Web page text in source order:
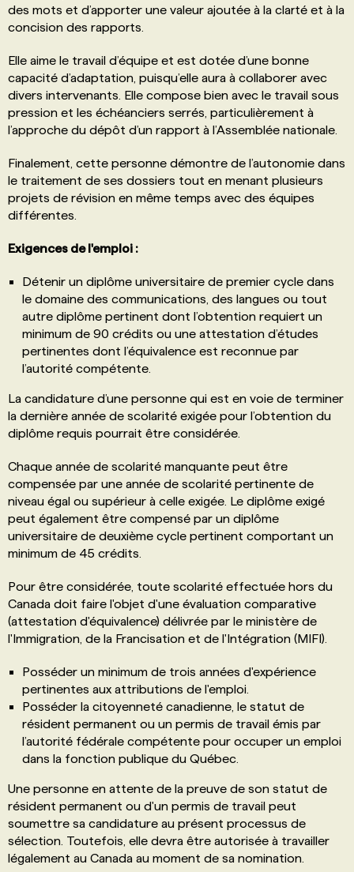
des mots et d’apporter une valeur ajoutée à la clarté et à la
concision des rapports.
Elle aime le travail d’équipe et est dotée d’une bonne
capacité d’adaptation, puisqu’elle aura à collaborer avec
divers intervenants. Elle compose bien avec le travail sous
pression et les échéanciers serrés, particulièrement à
l’approche du dépôt d’un rapport à l’Assemblée nationale.
Finalement, cette personne démontre de l’autonomie dans
le traitement de ses dossiers tout en menant plusieurs
projets de révision en même temps avec des équipes
différentes.
Exigences de l'emploi :
Détenir un diplôme universitaire de premier cycle dans
le domaine des communications, des langues ou tout
autre diplôme pertinent dont l’obtention requiert un
minimum de 90 crédits ou une attestation d’études
pertinentes dont l’équivalence est reconnue par
l’autorité compétente.
La candidature d’une personne qui est en voie de terminer
la dernière année de scolarité exigée pour l’obtention du
diplôme requis pourrait être considérée.
Chaque année de scolarité manquante peut être
compensée par une année de scolarité pertinente de
niveau égal ou supérieur à celle exigée. Le diplôme exigé
peut également être compensé par un diplôme
universitaire de deuxième cycle pertinent comportant un
minimum de 45 crédits.
Pour être considérée, toute scolarité effectuée hors du
Canada doit faire l'objet d'une évaluation comparative
(attestation d'équivalence) délivrée par le ministère de
l'Immigration, de la Francisation et de l'Intégration (MIFI).
Posséder un minimum de trois années d'expérience
pertinentes aux attributions de l'emploi.
Posséder la citoyenneté canadienne, le statut de
résident permanent ou un permis de travail émis par
l’autorité fédérale compétente pour occuper un emploi
dans la fonction publique du Québec.
Une personne en attente de la preuve de son statut de
résident permanent ou d'un permis de travail peut
soumettre sa candidature au présent processus de
sélection. Toutefois, elle devra être autorisée à travailler
légalement au Canada au moment de sa nomination.